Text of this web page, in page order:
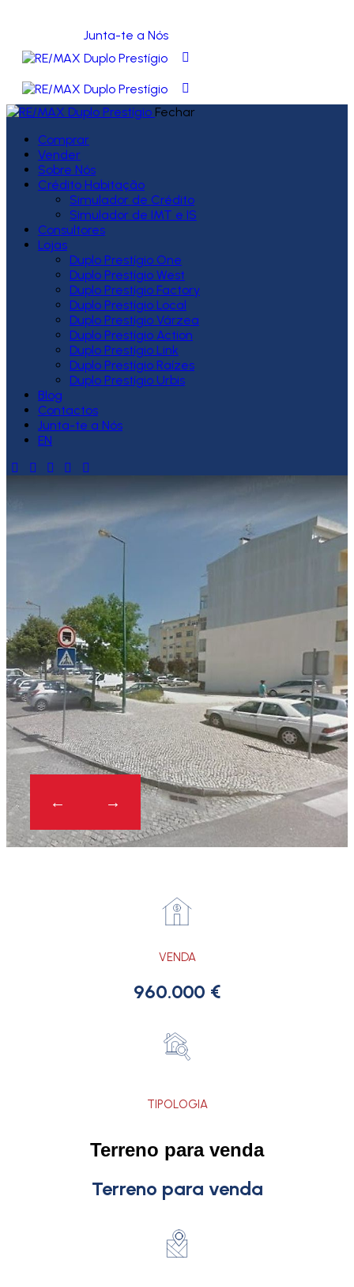
Junta-te a Nós
Fechar
Comprar
Vender
Sobre Nós
Crédito Habitação
Simulador de Crédito
Simulador de IMT e IS
Consultores
Lojas
Duplo Prestígio One
Duplo Prestígio West
Duplo Prestígio Factory
Duplo Prestígio Local
Duplo Prestígio Várzea
Duplo Prestígio Action
Duplo Prestígio Link
Duplo Prestígio Raízes
Duplo Prestígio Urbis
Blog
Contactos
Junta-te a Nós
EN
VENDA
960.000 €
TIPOLOGIA
Terreno para venda
Terreno para venda